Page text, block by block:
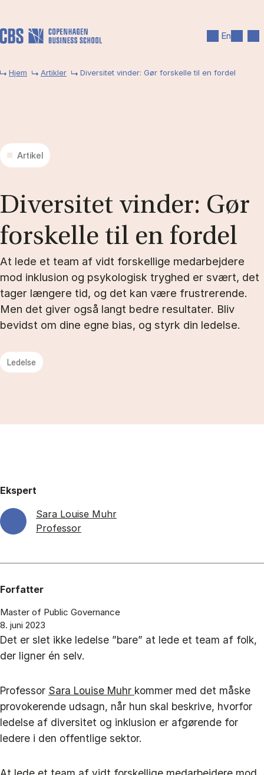
En
Hjem Artikler Diversitet vinder: Gør forskelle til en fordel
Artikel
Di­ver­si­tet vin­der: Gør
for­skel­le til en for­del
At lede et team af vidt forskellige medarbejdere
mod inklusion og psykologisk tryghed er svært, det
tager længere tid, og det kan være frustrerende.
Men det giver også langt bedre resultater. Bliv
bevidst om dine egne bias, og styrk din ledelse.
Ledelse
Ekspert
Sara Louise Muhr
Professor
Forfatter
Master of Public Governance
8. juni 2023
Det er slet ikke ledelse ”bare” at lede et team af folk,
der ligner én selv.
Professor Sara Louise Muhr kommer med det måske
provokerende udsagn, når hun skal beskrive, hvorfor
ledelse af diversitet og inklusion er afgørende for
ledere i den offentlige sektor.